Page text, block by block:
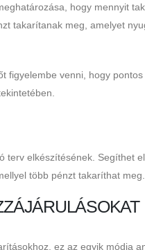
hogy mennyit
takarítanak meg, amelyet
venni, hogy
elkészítésének. Segíthet
több pénzt takaríthat meg.
ez az egyik módja